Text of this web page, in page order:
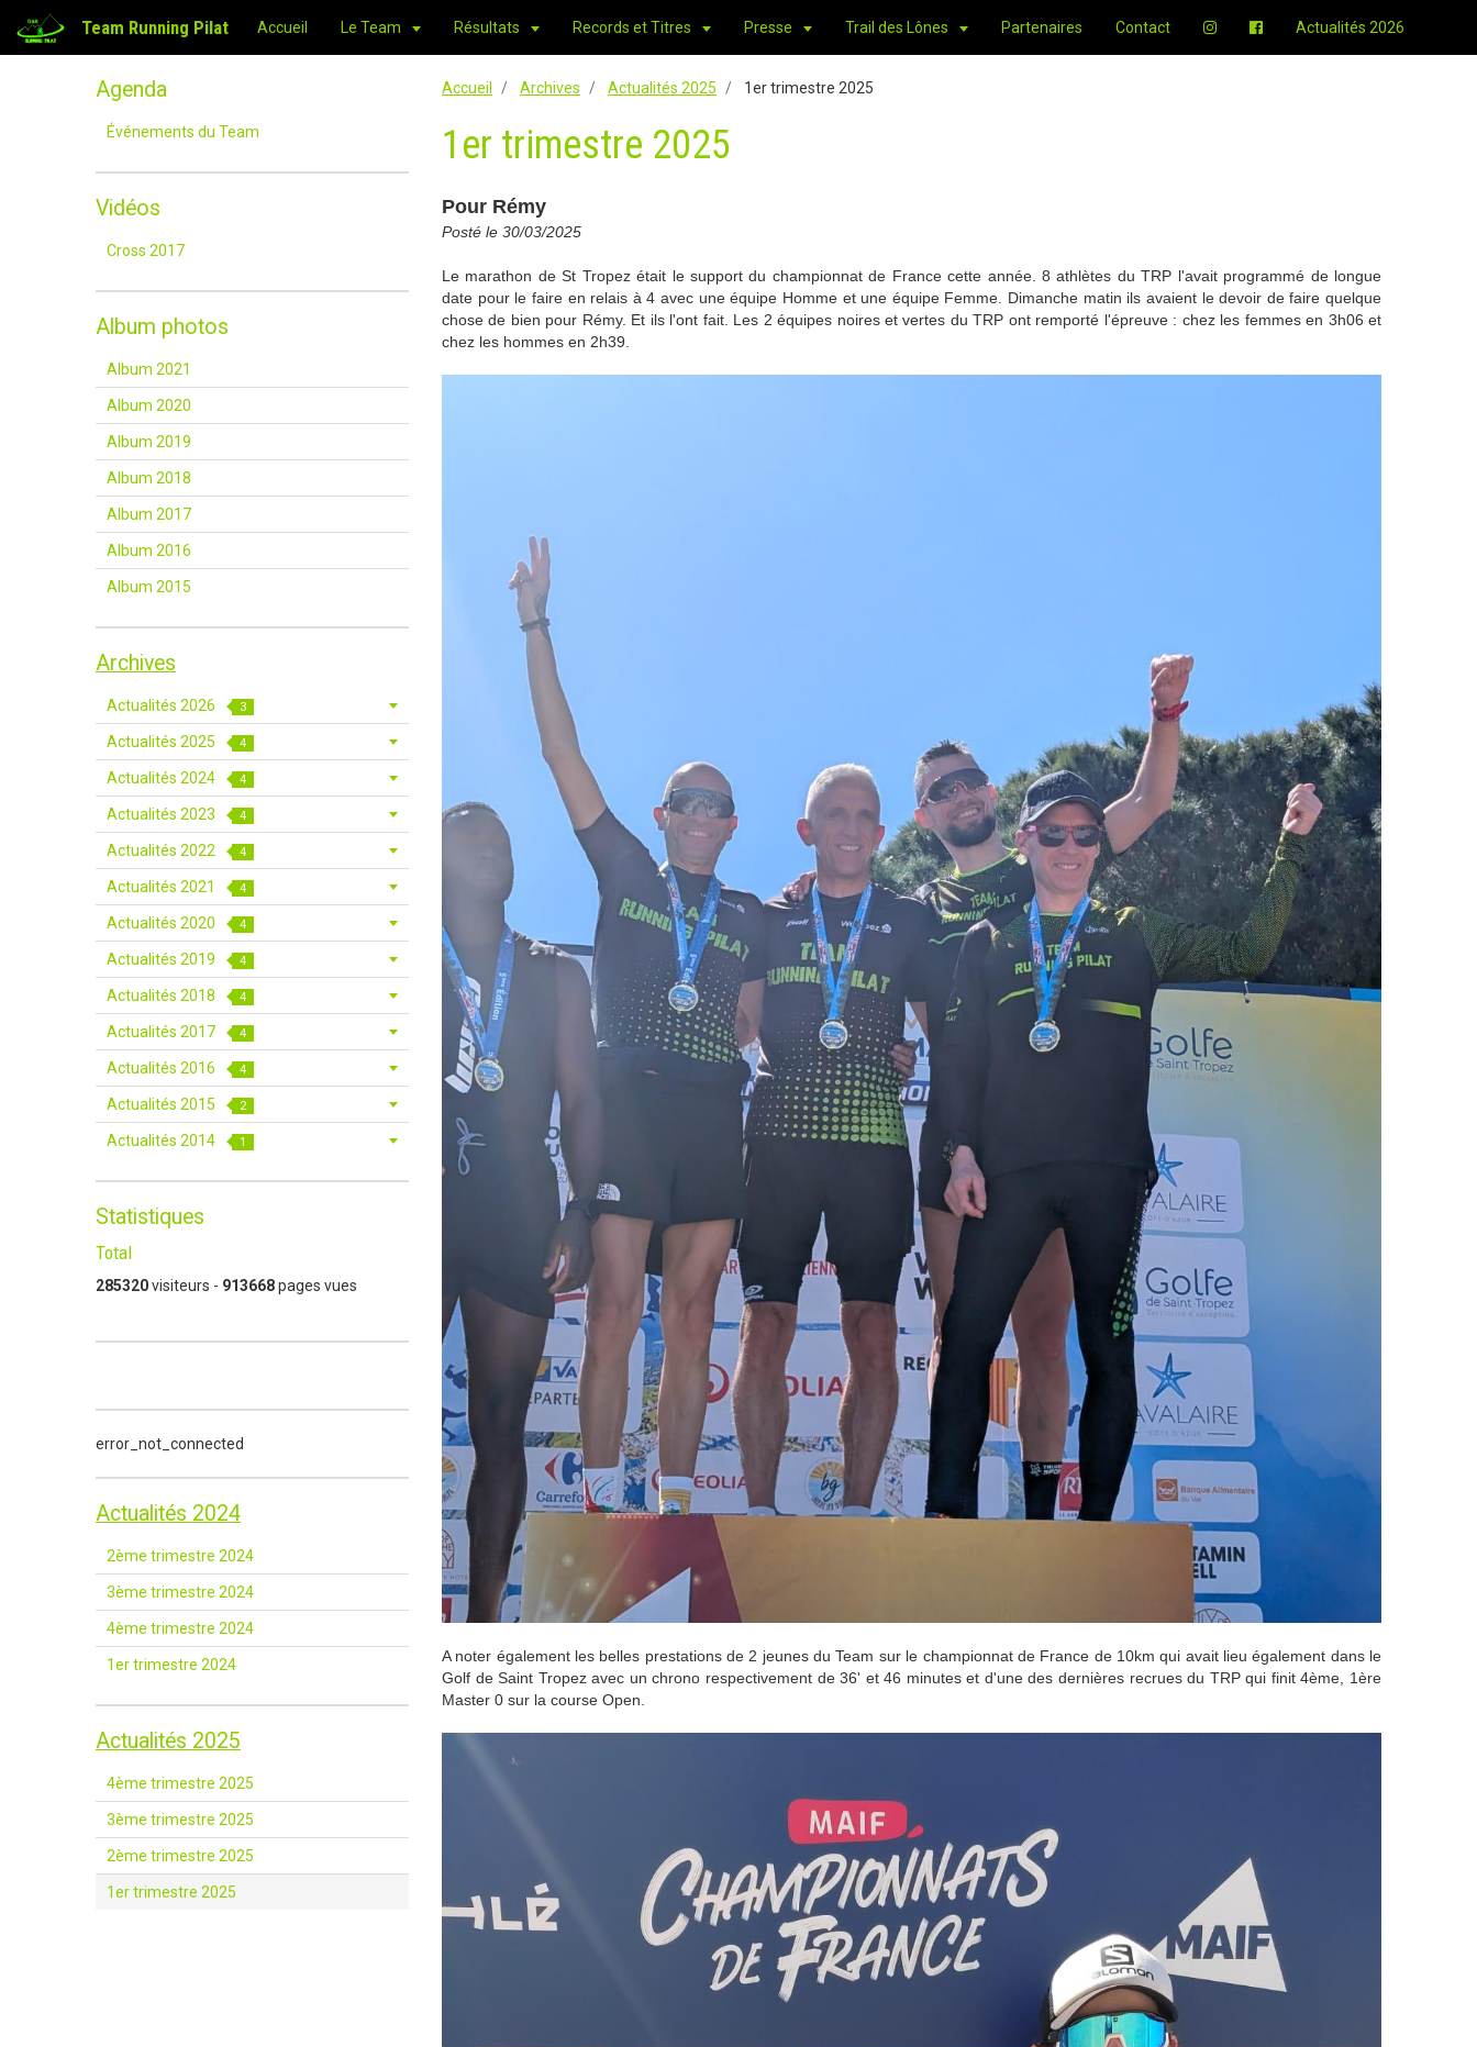
Team Running Pilat Accueil Le Team Résultats Records et Titres Presse Trail des Lônes Partenaires Contact Actualités 2026
Accueil Archives Actualités 2025 1er trimestre 2025
1er trimestre 2025
Pour Rémy
Posté le 30/03/2025
Le marathon de St Tropez était le support du championnat de France cette année. 8 athlètes du TRP l'avait programmé de longue
date pour le faire en relais à 4 avec une équipe Homme et une équipe Femme. Dimanche matin ils avaient le devoir de faire quelque
chose de bien pour Rémy. Et ils l'ont fait. Les 2 équipes noires et vertes du TRP ont remporté l'épreuve : chez les femmes en 3h06 et
chez les hommes en 2h39.
A noter également les belles prestations de 2 jeunes du Team sur le championnat de France de 10km qui avait lieu également dans le
Golf de Saint Tropez avec un chrono respectivement de 36' et 46 minutes et d'une des dernières recrues du TRP qui finit 4ème, 1ère
Master 0 sur la course Open.
Agenda
Événements du Team
Vidéos
Cross 2017
Album photos
Album 2021
Album 2020
Album 2019
Album 2018
Album 2017
Album 2016
Album 2015
Archives
Actualités 2026 3
Actualités 2025 4
Actualités 2024 4
Actualités 2023 4
Actualités 2022 4
Actualités 2021 4
Actualités 2020 4
Actualités 2019 4
Actualités 2018 4
Actualités 2017 4
Actualités 2016 4
Actualités 2015 2
Actualités 2014 1
Statistiques
Total
285320visiteurs - 913668pages vues
error_not_connected
Actualités 2024
2ème trimestre 2024
3ème trimestre 2024
4ème trimestre 2024
1er trimestre 2024
Actualités 2025
4ème trimestre 2025
3ème trimestre 2025
2ème trimestre 2025
1er trimestre 2025